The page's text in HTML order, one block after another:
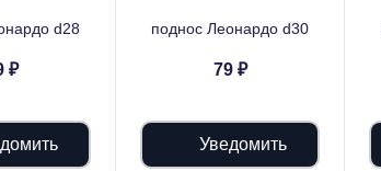
d28
₽
поднос Леонардо d30
79 ₽
Уведомить